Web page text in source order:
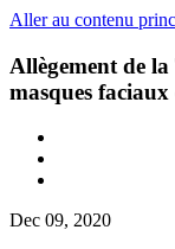
Aller au contenu
Allègement de
masques faciaux
Dec 09, 2020